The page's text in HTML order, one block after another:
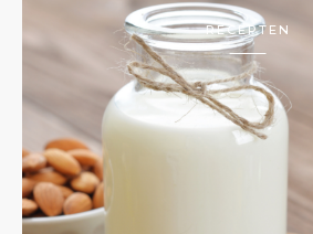
RECEPTEN